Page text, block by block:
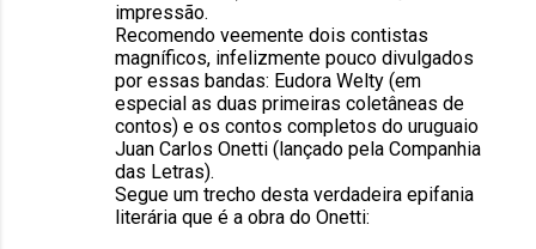
impressão.
Recomendo veemente dois contistas
magníficos, infelizmente pouco divulgados
por essas bandas: Eudora Welty (em
especial as duas primeiras coletâneas de
contos) e os contos completos do uruguaio
Juan Carlos Onetti (lançado pela Companhia
das Letras).
Segue um trecho desta verdadeira epifania
literária que é a obra do Onetti: